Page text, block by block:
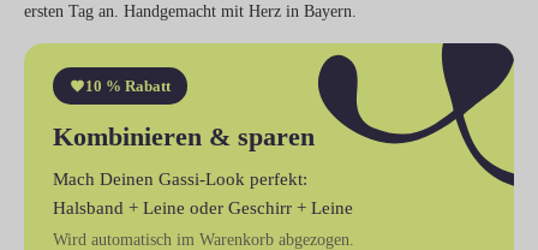
ersten Tag an. Handgemacht mit Herz in Bayern.
10 % Rabatt
Kombinieren & sparen
Mach Deinen Gassi-Look perfekt:
Halsband + Leine oder Geschirr + Leine
Wird automatisch im Warenkorb abgezogen.